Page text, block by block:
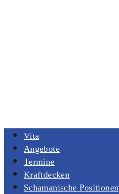
Vita
Angebote
Termine
Kraftdecken
Schamanische Positionen